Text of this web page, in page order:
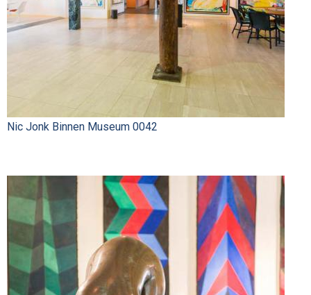
Nic Jonk Binnen Museum 0042